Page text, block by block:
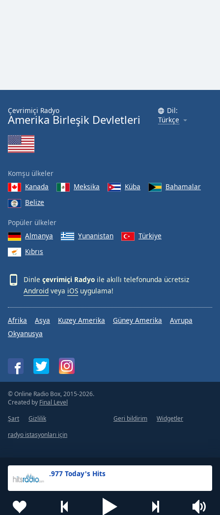
.977 Today's Hits
Çevrimiçi Radyo
Amerika Birleşik Devletleri
Dil:
Türkçe
Komşu ülkeler
Kanada
Meksika Küba
Bahamalar
Belize
Popüler ülkeler
Almanya
Yunanistan
Türkiye
Kıbrıs
Dinle çevrimiçi Radyo ile akıllı telefonunda ücretsiz
Android veya iOS uygulama!
Afrika Asya Kuzey Amerika Güney Amerika
Avrupa
Okyanusya
© Online Radio Box, 2015-2026.
Created by Final Level
Şart
Gizlilik Geri bildirim
Widgetler
radyo istasyonları için